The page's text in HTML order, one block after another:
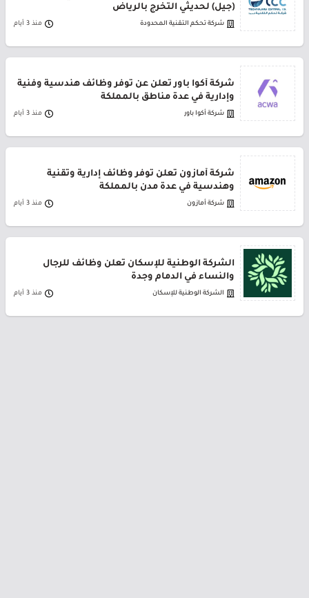
(جيل) لحديثي التخرج بالرياض
شركة تحكم التقنية المحدودة منذ 3 أيام
شركة أكوا باور تعلن عن توفر وظائف هندسية وفنية
وإدارية في عدة مناطق بالمملكة
شركة أكوا باور منذ 3 أيام
شركة أمازون تعلن توفر وظائف إدارية وتقنية
وهندسية في عدة مدن بالمملكة
شركة أمازون منذ 3 أيام
الشركة الوطنية للإسكان تعلن وظائف للرجال
والنساء في الدمام وجدة
الشركة الوطنية للإسكان منذ 3 أيام